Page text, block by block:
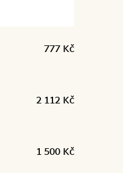
777 Kč
2 112 Kč
1 500 Kč